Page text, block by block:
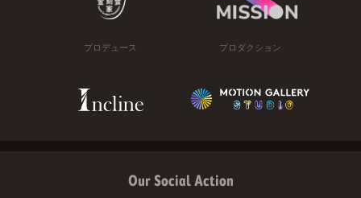
プロデュース プロダクション
Our Social Action